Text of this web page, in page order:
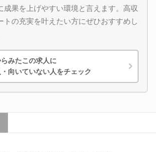
成果を上げやすい環境と言えます。高収
トの充実を叶えたい方にぜひおすすめし
みたこの求人に
向いていない人をチェック